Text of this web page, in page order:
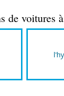
de voitures